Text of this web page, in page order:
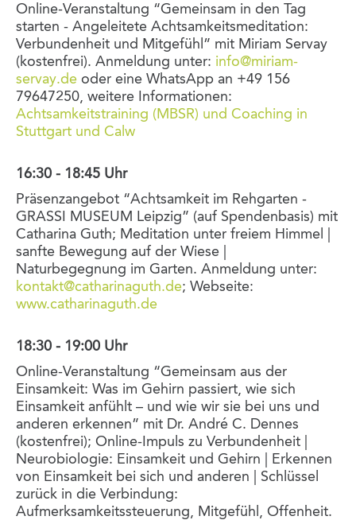
Online-Veranstaltung “Gemeinsam in den Tag
starten - Angeleitete Achtsamkeitsmeditation:
Verbundenheit und Mitgefühl” mit Miriam Servay
(kostenfrei). Anmeldung unter: info@miriam-
servay.de oder eine WhatsApp an +49 156
79647250, weitere Informationen:
Achtsamkeitstraining (MBSR) und Coaching in
Stuttgart und Calw
16:30 - 18:45 Uhr
Präsenzangebot “Achtsamkeit im Rehgarten -
GRASSI MUSEUM Leipzig” (auf Spendenbasis) mit
Catharina Guth; Meditation unter freiem Himmel |
sanfte Bewegung auf der Wiese |
Naturbegegnung im Garten. Anmeldung unter:
kontakt@catharinaguth.de; Webseite:
www.catharinaguth.de
18:30 - 19:00 Uhr
Online-Veranstaltung “Gemeinsam aus der
Einsamkeit: Was im Gehirn passiert, wie sich
Einsamkeit anfühlt – und wie wir sie bei uns und
anderen erkennen” mit Dr. André C. Dennes
(kostenfrei); Online-Impuls zu Verbundenheit |
Neurobiologie: Einsamkeit und Gehirn | Erkennen
von Einsamkeit bei sich und anderen | Schlüssel
zurück in die Verbindung:
Aufmerksamkeitssteuerung, Mitgefühl, Offenheit.